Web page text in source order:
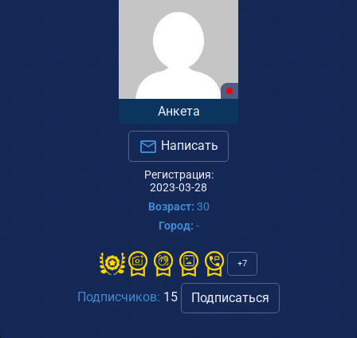
Анкета
Написать
Регистрация:
2023-03-28
Возраст: 30
Город: -
+7
Подписчиков: 15 Подписаться